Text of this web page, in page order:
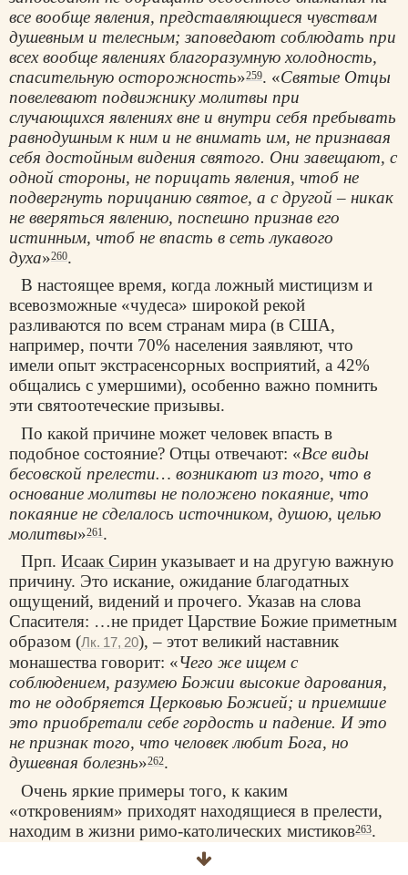
все вообще явления, представляющиеся чувствам
душевным и телесным; заповедают соблюдать при
всех вообще явлениях благоразумную холодность,
спасительную осторожность»259. «Святые Отцы
повелевают подвижнику молитвы при
случающихся явлениях вне и внутри себя пребывать
равнодушным к ним и не внимать им, не признавая
себя достойным видения святого. Они завещают, с
одной стороны, не порицать явления, чтоб не
подвергнуть порицанию святое, а с другой – никак
не вверяться явлению, поспешно признав его
истинным, чтоб не впасть в сеть лукавого
духа»260.
В настоящее время, когда ложный мистицизм и
всевозможные «чудеса» широкой рекой
разливаются по всем странам мира (в США,
например, почти 70% населения заявляют, что
имели опыт экстрасенсорных восприятий, а 42%
общались с умершими), особенно важно помнить
эти святоотеческие призывы.
По какой причине может человек впасть в
подобное состояние? Отцы отвечают: «Все виды
бесовской прелести… возникают из того, что в
основание молитвы не положено покаяние, что
покаяние не сделалось источником, душою, целью
молитвы»261.
Прп.Исаак Сирин указывает и на другую важную
причину. Это искание, ожидание благодатных
ощущений, видений и прочего. Указав на слова
Спасителя: …не придет Царствие Божие приметным
образом (Лк. 17, 20), – этот великий наставник
монашества говорит: «Чего же ищем с
соблюдением, разумею Божии высокие дарования,
то не одобряется Церковью Божией; и приемшие
это приобретали себе гордость и падение. И это
не признак того, что человек любит Бога, но
душевная болезнь»262.
Очень яркие примеры того, к каким
«откровениям» приходят находящиеся в прелести,
находим в жизни римо-католических мистиков263.
Состояние прелести большей частью